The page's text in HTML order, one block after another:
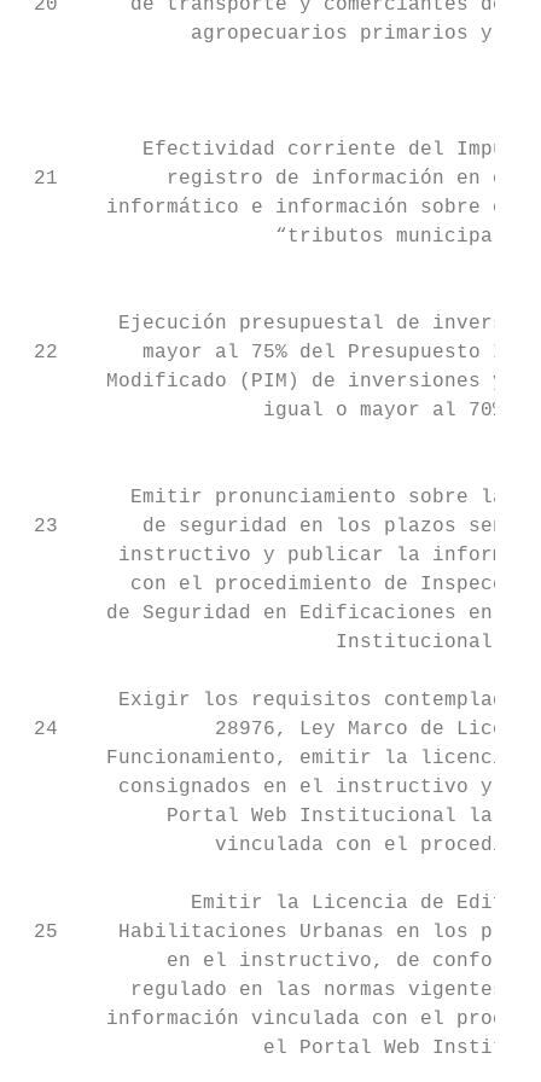
20      de transporte y comerciantes de
agropecuarios primarios y
Efectividad corriente del
21         registro de información en
informático e información sobre el
“tributos
Ejecución presupuestal de
22       mayor al 75% del Presupuesto
Modificado (PIM) de inversiones y
igual o mayor al 70%.
Emitir pronunciamiento sobre las
23       de seguridad en los plazos
instructivo y publicar la
con el procedimiento de
de Seguridad en Edificaciones en el
                          Institucional.
Exigir los requisitos
24             28976, Ley Marco de
Funcionamiento, emitir la licencia
consignados en el instructivo y
Portal Web Institucional la
vinculada con el
Emitir la Licencia de
25     Habilitaciones Urbanas en los
en el instructivo, de
regulado en las normas vigentes
información vinculada con el
el Portal Web